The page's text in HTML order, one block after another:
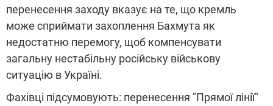
перенесення заходу вказує на те, що кремль
може сприймати захоплення Бахмута як
недостатню перемогу, щоб компенсувати
загальну нестабільну російську військову
ситуацію в Україні.
Фахівці підсумовують: перенесення "Прямої лінії"